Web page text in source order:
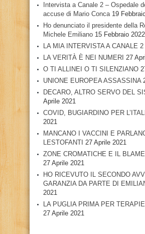
Intervista a Canale 2 – Ospedale
accuse di Mario Conca 19
Ho denunciato il presidente della
Michele Emiliano 15 Febbraio 2022
LA MIA INTERVISTA A CANALE 2
LA VERITÀ È NEI NUMERI 27
O TI ALLINEI O TI SILENZIANO
UNIONE EUROPEA ASSASSINA
DECARO, ALTRO SERVO DEL
Aprile 2021
COVID, BUGIARDINO PER
2021
MANCANO I VACCINI E
LESTOFANTI 27 Aprile 2021
ZONE CROMATICHE E IL
27 Aprile 2021
HO RICEVUTO IL SECONDO
GARANZIA DA PARTE DI
2021
LA PUGLIA PRIMA PER
27 Aprile 2021